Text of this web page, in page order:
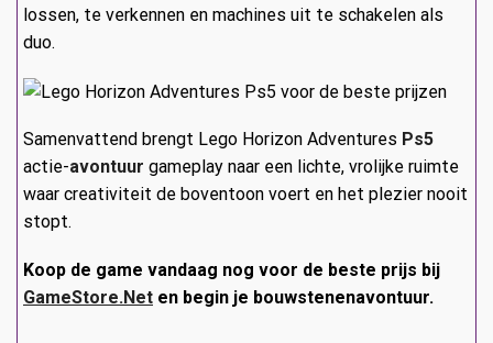
lossen, te verkennen en machines uit te schakelen als
duo.
Samenvattend brengt Lego Horizon Adventures Ps5
actie-avontuur gameplay naar een lichte, vrolijke ruimte
waar creativiteit de boventoon voert en het plezier nooit
stopt.
Koop de game vandaag nog voor de beste prijs bij
GameStore.Net en begin je bouwstenenavontuur.